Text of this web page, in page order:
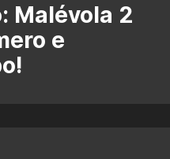
Malévola 2
e